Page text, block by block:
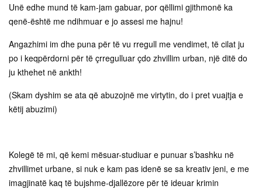
Unë edhe mund të kam-jam gabuar, por qëllimi gjithmonë ka
qenë-është me ndihmuar e jo assesi me hajnu!
Angazhimi im dhe puna për të vu rregull me vendimet, të cilat ju
po i keqpërdorni për të çrregulluar çdo zhvillim urban, një ditë do
ju kthehet në ankth!
(Skam dyshim se ata që abuzojnë me virtytin, do i pret vuajtja e
këtij abuzimi)
Kolegë të mi, që kemi mësuar-studiuar e punuar s’bashku në
zhvillimet urbane, si nuk e kam pas idenë se sa kreativ jeni, e me
imagjinatë kaq të bujshme-djallëzore për të ideuar krimin